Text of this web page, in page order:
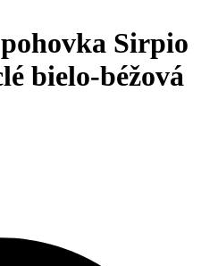
Sirpio
bielo-béžová